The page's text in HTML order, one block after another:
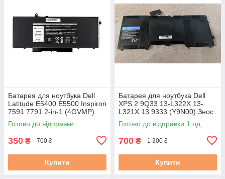
Батарея для ноутбука Dell
Latitude E5400 E5500 Inspiron
7591 7791 2-in-1 (4GVMP)
7,6V (Знос 51-60) бу B-
Готово до відправки
350 ₴ 700 ₴
Купити
Батарея для ноутбука Dell
XPS 2 9Q33 13-L322X 13-
L321X 13 9333 (Y9N00) Знос
16-30% 37-30WH #
Готово до відправки 1 од.
700 ₴ 1 300 ₴
Купити